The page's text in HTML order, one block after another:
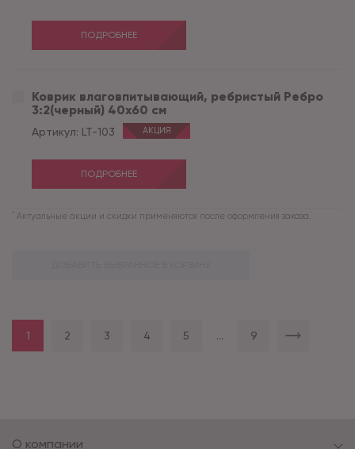
ПОДРОБНЕЕ
Коврик влаговпитывающий, ребристый Ребро
3:2(черный) 40х60 см
Артикул: LT-103 АКЦИЯ
ПОДРОБНЕЕ
* Актуальные акции и скидки применяются после оформления заказа.
1 2 3 4 5 ... 9
О компании